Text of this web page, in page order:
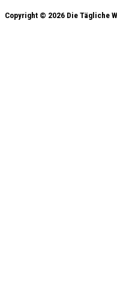
Copyright © 2026 Die Tägliche